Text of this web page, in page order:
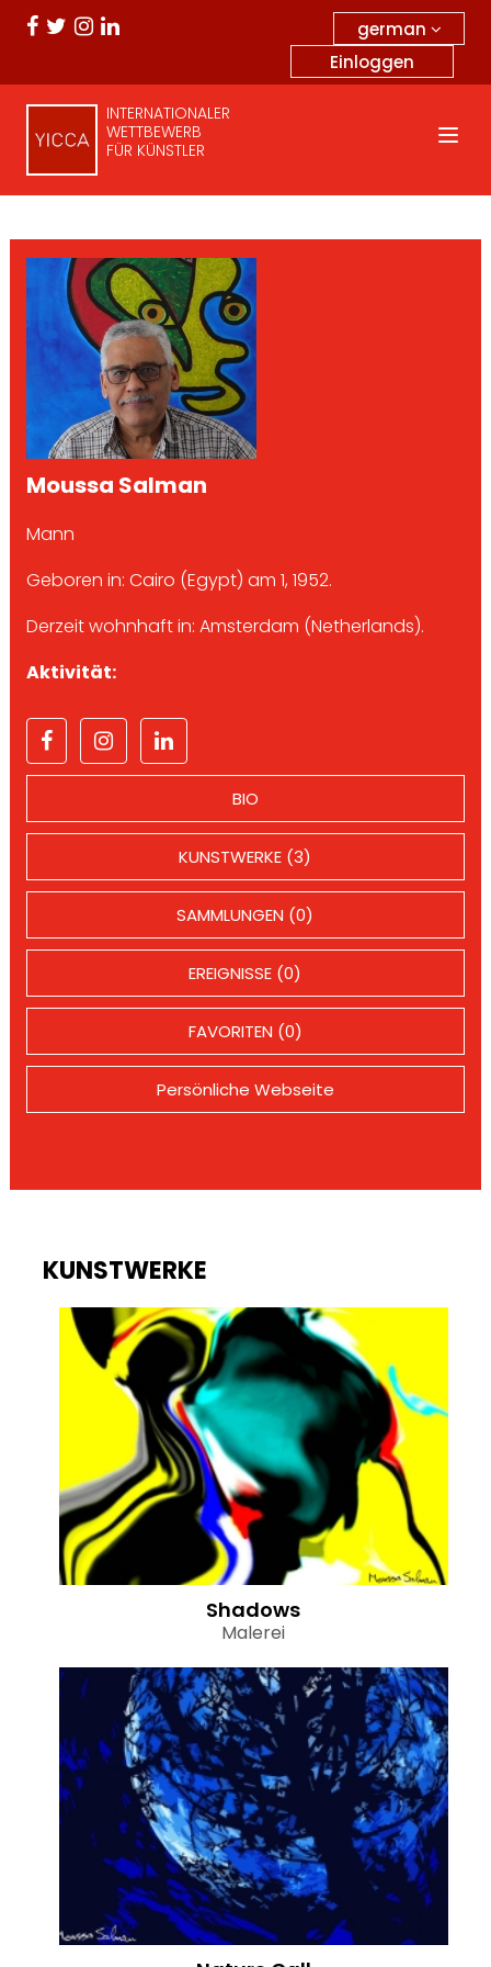
german
Einloggen
INTERNATIONALER
WETTBEWERB
FÜR KÜNSTLER
Moussa Salman
Mann
Geboren in: Cairo (Egypt) am 1, 1952.
Derzeit wohnhaft in: Amsterdam (Netherlands).
Aktivität:
BIO
KUNSTWERKE (3)
SAMMLUNGEN (0)
EREIGNISSE (0)
FAVORITEN (0)
Persönliche Webseite
KUNSTWERKE
Shadows
Malerei